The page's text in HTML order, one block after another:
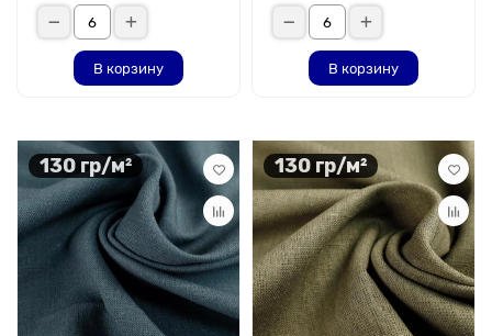
В корзину В корзину
130 гр/м² 130 гр/м²